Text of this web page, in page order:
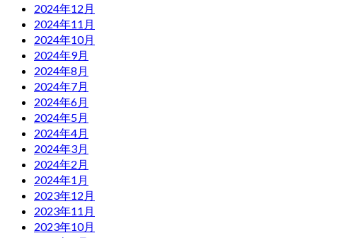
2024年12月
2024年11月
2024年10月
2024年9月
2024年8月
2024年7月
2024年6月
2024年5月
2024年4月
2024年3月
2024年2月
2024年1月
2023年12月
2023年11月
2023年10月